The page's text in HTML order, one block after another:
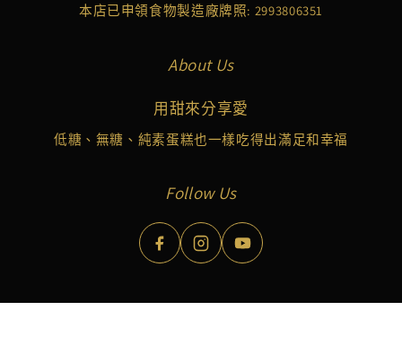
本店已申領食物製造廠牌照: 2993806351
About Us
用甜來分享愛
低糖、無糖、純素蛋糕也一樣吃得出滿足和幸福
Follow Us